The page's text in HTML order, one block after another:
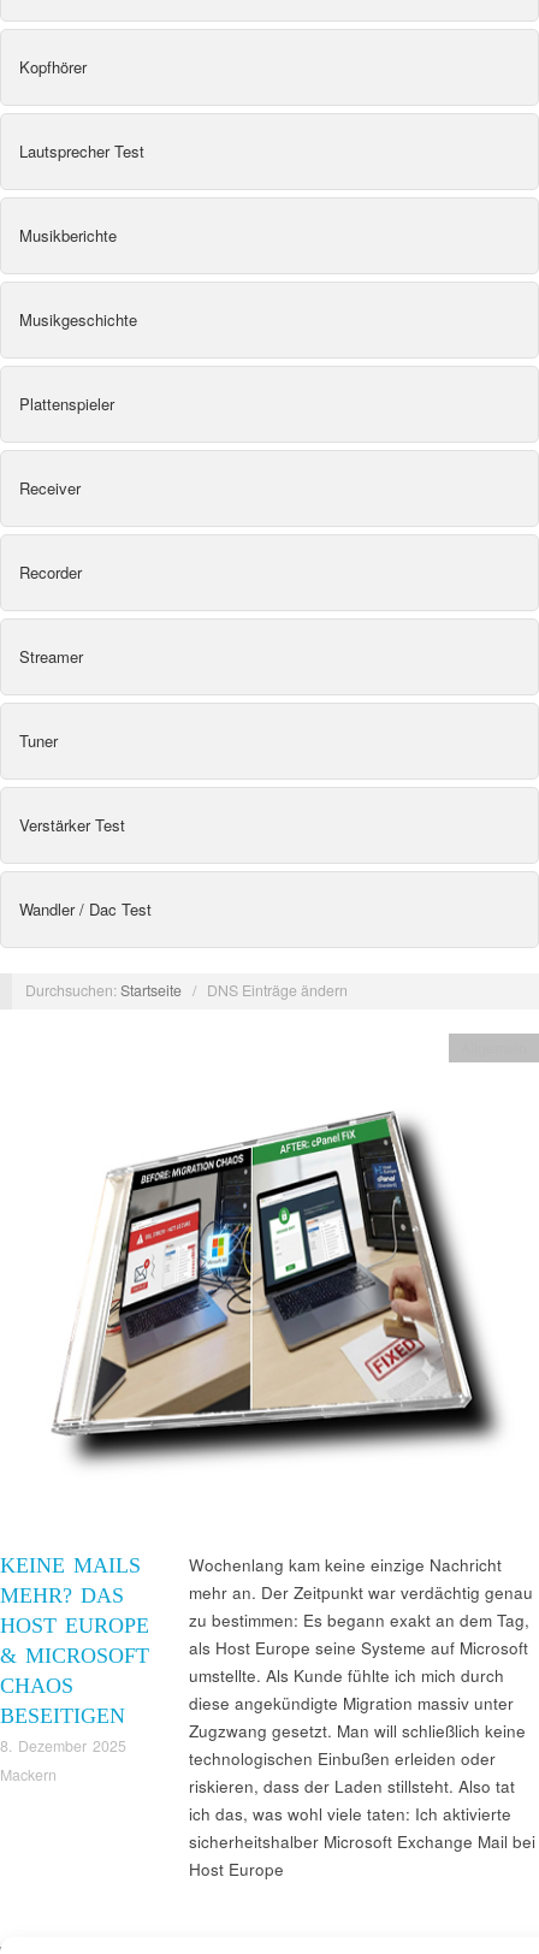
Kopfhörer
Lautsprecher Test
Musikberichte
Musikgeschichte
Plattenspieler
Receiver
Recorder
Streamer
Tuner
Verstärker Test
Wandler / Dac Test
Durchsuchen:Startseite / DNS Einträge ändern
KEINE MAILS
MEHR? DAS
HOST EUROPE
& MICROSOFT
CHAOS
BESEITIGEN
8. Dezember 2025
Mackern
Wochenlang kam keine einzige Nachricht
mehr an. Der Zeitpunkt war verdächtig genau
zu bestimmen: Es begann exakt an dem Tag,
als Host Europe seine Systeme auf Microsoft
umstellte. Als Kunde fühlte ich mich durch
diese angekündigte Migration massiv unter
Zugzwang gesetzt. Man will schließlich keine
technologischen Einbußen erleiden oder
riskieren, dass der Laden stillsteht. Also tat
ich das, was wohl viele taten: Ich aktivierte
sicherheitshalber Microsoft Exchange Mail bei
Host Europe